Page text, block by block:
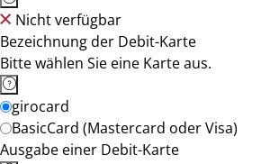
Nicht verfügbar
Bezeichnung der Debit-Karte
Bitte wählen Sie eine Karte aus.
girocard
BasicCard (Mastercard oder Visa)
Ausgabe einer Debit-Karte